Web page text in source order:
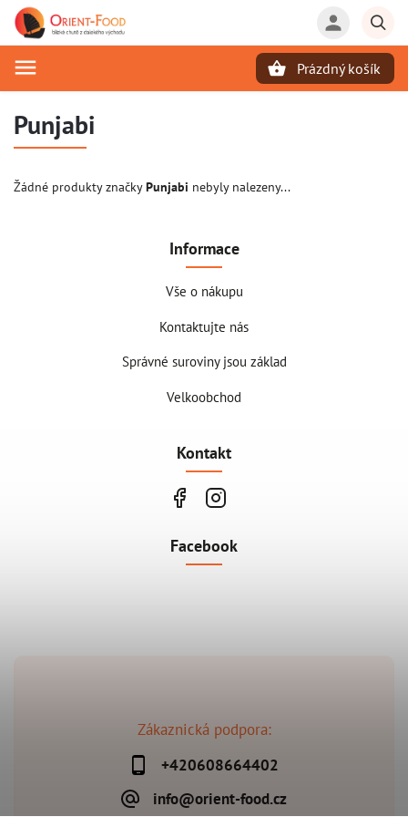
Prázdný košík
Punjabi
Žádné produkty značkyPunjabi nebyly nalezeny...
Zákaznická podpora:
+420608664402
info@orient-food.cz
Informace
Vše o nákupu
Kontaktujte nás
Správné suroviny jsou základ
Velkoobchod
Kontakt
Facebook